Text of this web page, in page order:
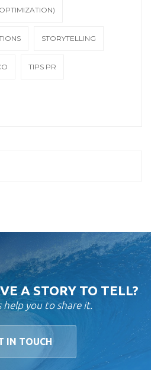
STORYTELLING
TIPS PR
A STORY TO TELL?
help you to share it.
IN TOUCH